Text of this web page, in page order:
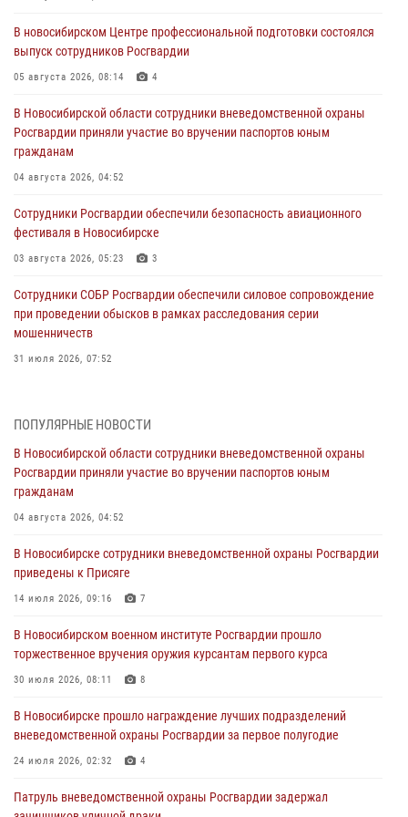
В новосибирском Центре профессиональной подготовки состоялся
выпуск сотрудников Росгвардии
05 августа 2026, 08:14 4
В Новосибирской области сотрудники вневедомственной охраны
Росгвардии приняли участие во вручении паспортов юным
гражданам
04 августа 2026, 04:52
Сотрудники Росгвардии обеспечили безопасность авиационного
фестиваля в Новосибирске
03 августа 2026, 05:23 3
Сотрудники СОБР Росгвардии обеспечили силовое сопровождение
при проведении обысков в рамках расследования серии
мошенничеств
31 июля 2026, 07:52
При силовой поддержке бойцов ОМОН и СОБР Росгвардии
пресечена деятельность группы лиц, причастных к мошенничеству
в сфере страхования
В Новосибирске сотрудниками вневедомственной охраны
Росгвардии задержан гражданин, находящийся в розыске
В Новосибирске военнослужащие отряда спецназа «Ермак»
Росгвардии провели занятия по беспарашютному десантированию
В Новосибирске военнослужащие Росгвардии почтили память детей
– жертв войны в Донбассе
ПОПУЛЯРНЫЕ НОВОСТИ
В Новосибирской области сотрудники вневедомственной охраны
Росгвардии приняли участие во вручении паспортов юным
гражданам
04 августа 2026, 04:52
В Новосибирске сотрудники вневедомственной охраны Росгвардии
приведены к Присяге
14 июля 2026, 09:16 7
В Новосибирском военном институте Росгвардии прошло
торжественное вручения оружия курсантам первого курса
30 июля 2026, 08:11 8
В Новосибирске прошло награждение лучших подразделений
вневедомственной охраны Росгвардии за первое полугодие
24 июля 2026, 02:32 4
Патруль вневедомственной охраны Росгвардии задержал